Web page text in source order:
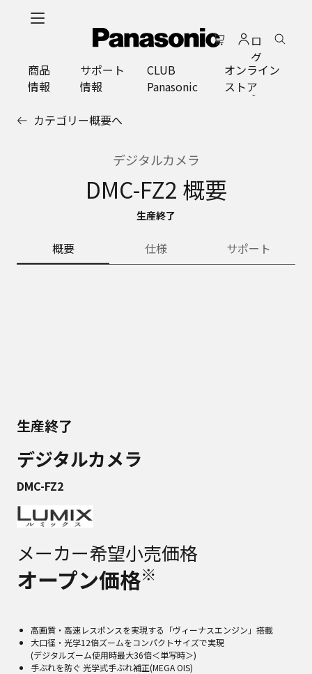
ロ
グ
イ
ン
商品
情報
サポート
情報
CLUB
Panasonic
オンライン
ストア
カテゴリー概要へ
デジタルカメラ
DMC-FZ2 概要
生産終了
概要 仕様 サポート
生産終了
デジタルカメラ
DMC-FZ2
メーカー希望小売価格
オープン価格※
高画質・高速レスポンスを実現する「ヴィーナスエンジン」搭載
大口径・光学12倍ズームをコンパクトサイズで実現
(デジタルズーム使用時最大36倍＜単写時＞)
手ぶれを防ぐ 光学式手ぶれ補正(MEGA OIS)